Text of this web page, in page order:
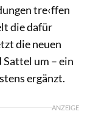
tre‹ffen
die dafür
die neuen
Sattel um – ein
ergänzt.
ANZEIGE